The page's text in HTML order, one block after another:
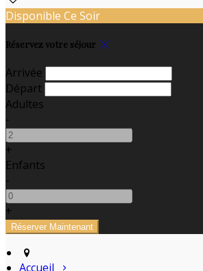
Disponible Ce Soir
Réservez votre séjour
Arrivée
Départ
Adultes
-
+
Enfants
-
+
Accueil